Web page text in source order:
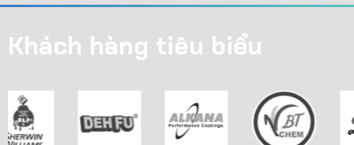
Khách hàng tiêu biểu